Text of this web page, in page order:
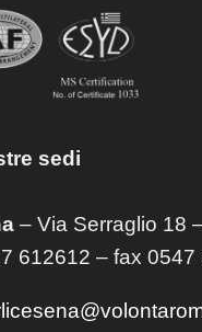
sedi
– Via Serraglio 18
612612 – fax 0547